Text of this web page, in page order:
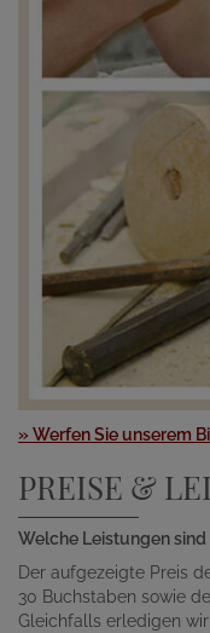
» Werfen Sie unserem
PREISE &
Welche Leistungen
Der aufgezeigte Preis
30 Buchstaben sowie
Gleichfalls erledigen